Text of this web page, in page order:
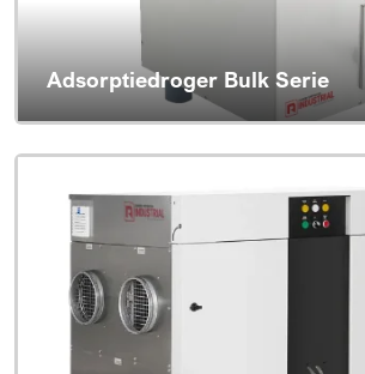
Adsorptiedroger Bulk Serie